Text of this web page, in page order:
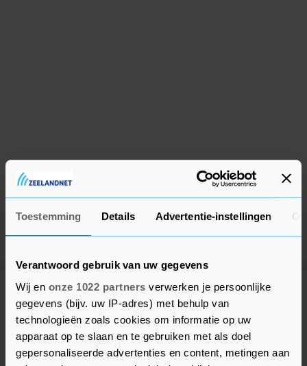
Toestemming Details Advertentie-instellingen
Verantwoord gebruik van uw gegevens
Wij en onze 1022 partners verwerken je persoonlijke
gegevens (bijv. uw IP-adres) met behulp van
technologieën zoals cookies om informatie op uw
apparaat op te slaan en te gebruiken met als doel
gepersonaliseerde advertenties en content, metingen aan
Meer uit Middelburg
Gemeente in gesprek met Witte
Kruis over toekomst